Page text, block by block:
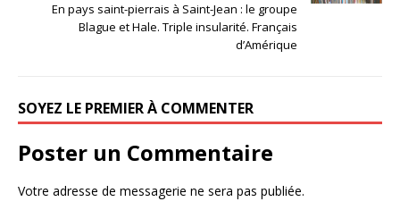
En pays saint-pierrais à Saint-Jean : le groupe
Blague et Hale. Triple insularité. Français
d’Amérique
SOYEZ LE PREMIER À COMMENTER
Poster un Commentaire
Votre adresse de messagerie ne sera pas publiée.